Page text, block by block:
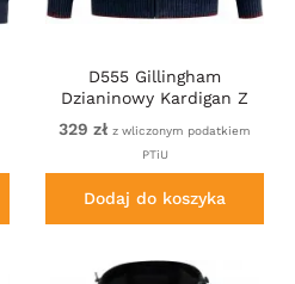
D555 Gillingham
Dzianinowy Kardigan Z
Zamkiem I Podszewką
Granatowy
329 zł z wliczonym podatkiem
PTiU
Dodaj do koszyka